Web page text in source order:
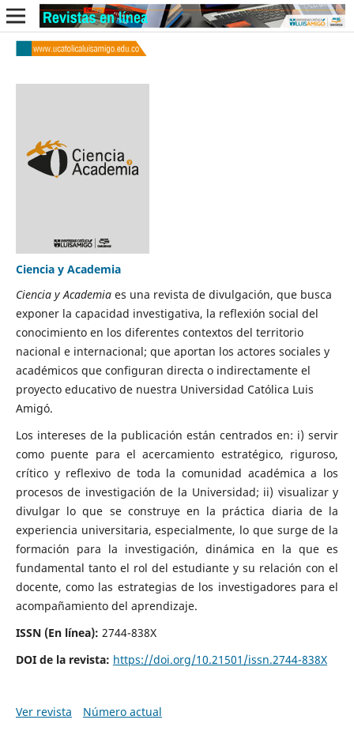
Ciencia y Academia
Ciencia y Academiaes una revista de divulgación, que busca
exponer la capacidad investigativa, la reflexión social del
conocimiento en los diferentes contextos del territorio
nacional e internacional; que aportan los actores sociales y
académicos que configuran directa o indirectamente el
proyecto educativo de nuestra Universidad Católica Luis
Amigó.
Los intereses de la publicación están centrados en: i) servir
como puente para el acercamiento estratégico, riguroso,
crítico y reflexivo de toda la comunidad académica a los
procesos de investigación de la Universidad; ii) visualizar y
divulgar lo que se construye en la práctica diaria de la
experiencia universitaria, especialmente, lo que surge de la
formación para la investigación, dinámica en la que es
fundamental tanto el rol del estudiante y su relación con el
docente, como las estrategias de los investigadores para el
acompañamiento del aprendizaje.
ISSN (En línea): 2744-838X
DOI de la revista: https://doi.org/10.21501/issn.2744-838X
Ver revista Número actual